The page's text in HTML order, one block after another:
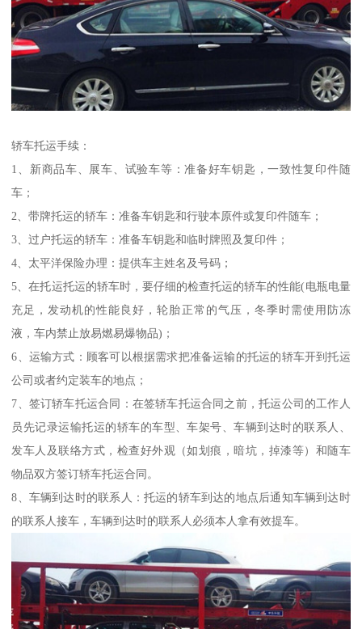
轿车托运手续：
1、新商品车、展车、试验车等：准备好车钥匙，一致性复印件随
车；
2、带牌托运的轿车：准备车钥匙和行驶本原件或复印件随车；
3、过户托运的轿车：准备车钥匙和临时牌照及复印件；
4、太平洋保险办理：提供车主姓名及号码；
5、在托运托运的轿车时，要仔细的检查托运的轿车的性能(电瓶电量
充足，发动机的性能良好，轮胎正常的气压，冬季时需使用防冻
液，车内禁止放易燃易爆物品)；
6、运输方式：顾客可以根据需求把准备运输的托运的轿车开到托运
公司或者约定装车的地点；
7、签订轿车托运合同：在签轿车托运合同之前，托运公司的工作人
员先记录运输托运的轿车的车型、车架号、车辆到达时的联系人、
发车人及联络方式，检查好外观（如划痕，暗坑，掉漆等）和随车
物品双方签订轿车托运合同。
8、车辆到达时的联系人：托运的轿车到达的地点后通知车辆到达时
的联系人接车，车辆到达时的联系人必须本人拿有效提车。